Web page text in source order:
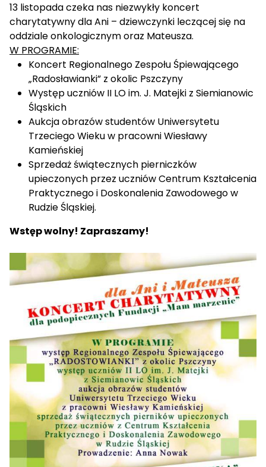
13 listopada czeka nas niezwykły koncert
charytatywny dla Ani – dziewczynki leczącej się na
oddziale onkologicznym oraz Mateusza.
W PROGRAMIE:
Koncert Regionalnego Zespołu Śpiewającego
„Radosławianki” z okolic Pszczyny
Występ uczniów II LO im. J. Matejki z Siemianowic
Śląskich
Aukcja obrazów studentów Uniwersytetu
Trzeciego Wieku w pracowni Wiesławy
Kamieńskiej
Sprzedaż świątecznych pierniczków
upieczonych przez uczniów Centrum Kształcenia
Praktycznego i Doskonalenia Zawodowego w
Rudzie Śląskiej.
Wstęp wolny! Zapraszamy!